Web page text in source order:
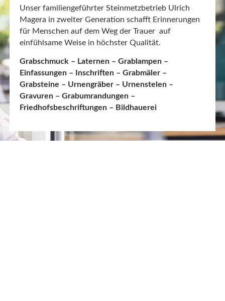
Unser familiengeführter Steinmetzbetrieb Ulrich
Magera in zweiter Generation schafft Erinnerungen
für Menschen auf dem Weg der Trauer auf
einfühlsame Weise in höchster Qualität.
Grabschmuck – Laternen – Grablampen –
Einfassungen – Inschriften – Grabmäler –
Grabsteine – Urnengräber – Urnenstelen –
Gravuren – Grabumrandungen –
Friedhofsbeschriftungen – Bildhauerei